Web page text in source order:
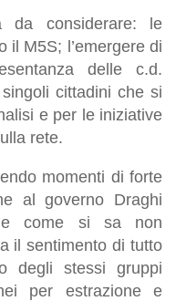
da considerare: le
il M5S; l’emergere di
delle c.d.
singoli cittadini che si
e per le iniziative
rete.
momenti di forte
al governo Draghi
come si sa non
il sentimento di tutto
degli stessi gruppi
per estrazione e